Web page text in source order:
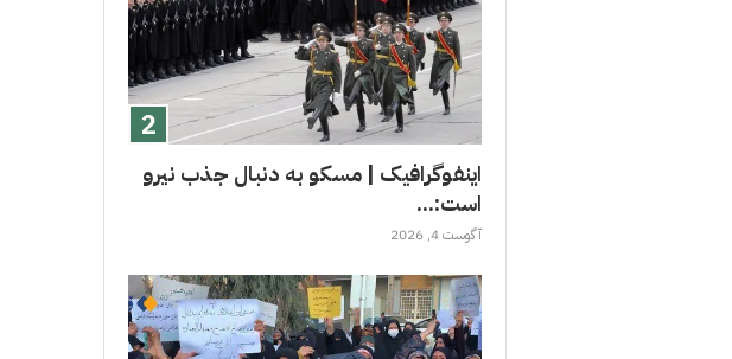
اینفوگرافیک | مسکو به دنبال جذب نیرو
است:...
آگوست 4, 2026